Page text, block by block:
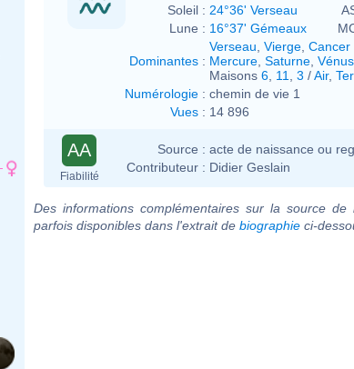
Soleil : 24°36' Verseau
Lune : 16°37' Gémeaux
Dominantes :
Verseau Vierge Cancer
Mercure Saturne Vénus
Maisons 6 11 3 /Air,
Numérologie : chemin de vie 1
Vues : 14 896
AA
Fiabilité
Source : acte de naissance ou
Contributeur : Didier Geslain
Des informations complémentaires sur la source
parfois disponibles dans l'extrait de biographie ci-